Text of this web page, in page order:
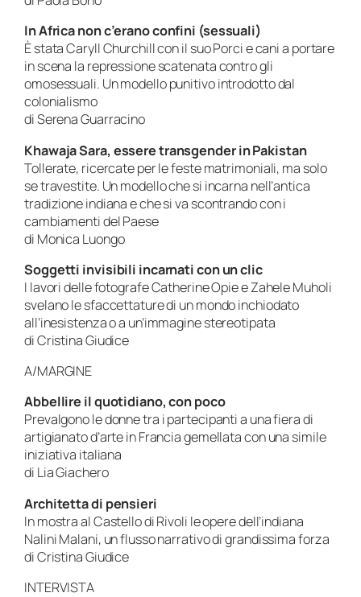
In Africa non c’erano confini (sessuali)
È stata Caryll Churchill con il suo Porci e cani a portare
in scena la repressione scatenata contro gli
omosessuali. Un modello punitivo introdotto dal
colonialismo
di Serena Guarracino
Khawaja Sara, essere transgender in Pakistan
Tollerate, ricercate per le feste matrimoniali, ma solo
se travestite. Un modello che si incarna nell’antica
tradizione indiana e che si va scontrando con i
cambiamenti del Paese
di Monica Luongo
Soggetti invisibili incarnati con un clic
I lavori delle fotografe Catherine Opie e Zahele Muholi
svelano le sfaccettature di un mondo inchiodato
all’inesistenza o a un’immagine stereotipata
di Cristina Giudice
A/MARGINE
Abbellire il quotidiano, con poco
Prevalgono le donne tra i partecipanti a una fiera di
artigianato d’arte in Francia gemellata con una simile
iniziativa italiana
di Lia Giachero
Architetta di pensieri
In mostra al Castello di Rivoli le opere dell’indiana
Nalini Malani, un flusso narrativo di grandissima forza
di Cristina Giudice
INTERVISTA